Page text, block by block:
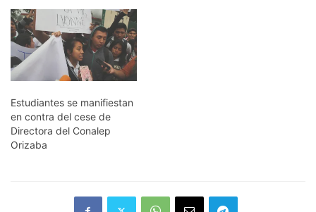
Estudiantes se manifiestan
en contra del cese de
Directora del Conalep
Orizaba